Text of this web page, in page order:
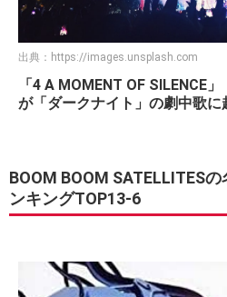
出典： https://images.unsplash.com
「4 A MOMENT OF SILENCE
が「ダークナイト」の劇中歌に
BOOM BOOM SATELLITES
ンキングTOP13-6